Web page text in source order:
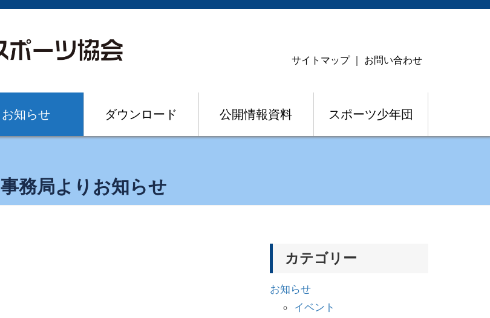
サイトマップ ｜ お問い合わせ
お知らせ ダウンロード 公開情報資料 スポーツ少年団
事務局よりお知らせ
カテゴリー
お知らせ
イベント